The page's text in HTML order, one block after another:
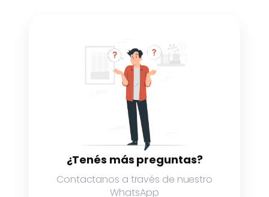
¿Tenés más preguntas?
Contactanos a través de nuestro
WhatsApp